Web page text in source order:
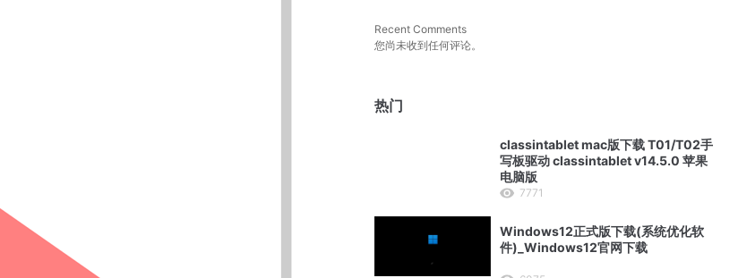
Recent Comments
您尚未收到任何评论。
热门
classintablet mac版下载 T01/T02手
写板驱动 classintablet v14.5.0 苹果
电脑版
7771
Windows12正式版下载(系统优化软
件)_Windows12官网下载